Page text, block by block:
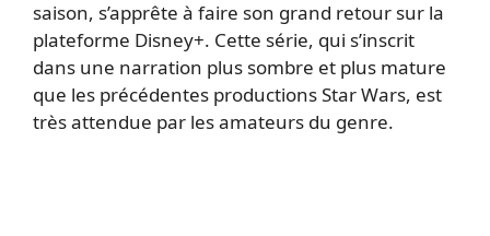
saison, s’apprête à faire son grand retour sur la
plateforme Disney+. Cette série, qui s’inscrit
dans une narration plus sombre et plus mature
que les précédentes productions Star Wars, est
très attendue par les amateurs du genre.